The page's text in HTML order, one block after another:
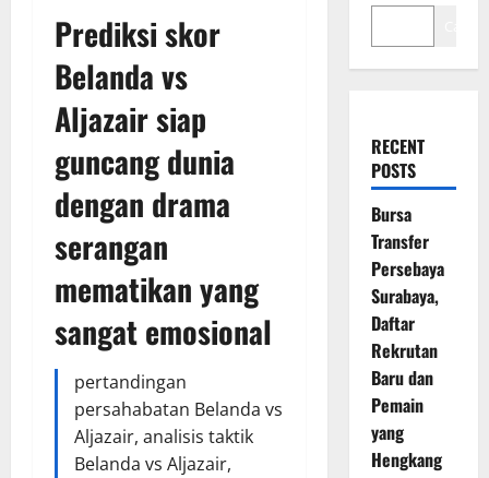
Prediksi skor
Belanda vs
Aljazair siap
guncang dunia
dengan drama
serangan
mematikan yang
sangat emosional
pertandingan
persahabatan Belanda vs
Aljazair, analisis taktik
Belanda vs Aljazair,
RECENT
POSTS
Bursa
Transfer
Persebaya
Surabaya,
Daftar
Rekrutan
Baru dan
Pemain
yang
Hengkang